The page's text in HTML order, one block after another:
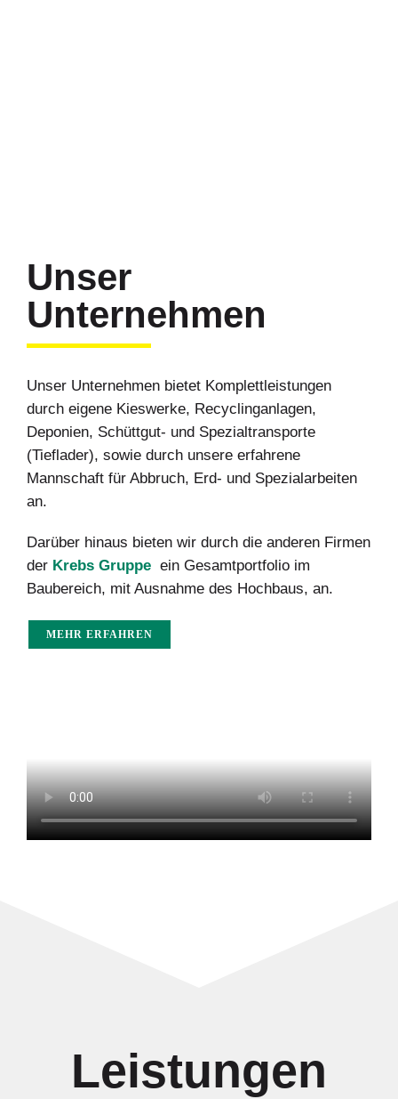
Unser
Unternehmen
Unser Unternehmen bietet Komplettleistungen
durch eigene Kieswerke, Recyclinganlagen,
Deponien, Schüttgut- und Spezialtransporte
(Tieflader), sowie durch unsere erfahrene
Mannschaft für Abbruch, Erd- und Spezialarbeiten
an.
Darüber hinaus bieten wir durch die anderen Firmen
der Krebs Gruppe ein Gesamtportfolio im
Baubereich, mit Ausnahme des Hochbaus, an.
MEHR ERFAHREN
Leistungen